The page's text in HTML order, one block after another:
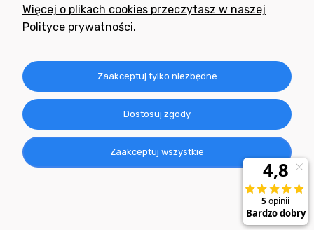
+48 791 806 804
Informacje
Obsługa zamówień
O nas
Więcej o plikach cookies przeczytasz w naszej
Polityce prywatności.
Zaakceptuj tylko niezbędne
Dostosuj zgody
Zaakceptuj wszystkie